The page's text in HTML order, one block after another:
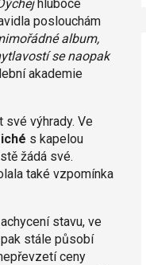
hluboce
poslouchám
album,
se naopak
akademie
své výhrady. Ve
s kapelou
žádá své.
také vzpomínka
stavu, ve
stále působí
ceny